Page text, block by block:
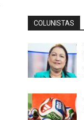
COLUNISTAS